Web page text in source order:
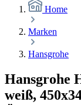
Home
Marken
Hansgrohe
Hansgrohe
weiß,